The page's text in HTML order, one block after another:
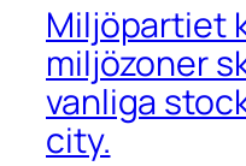
Miljöpartiet
miljözoner
vanliga
city.